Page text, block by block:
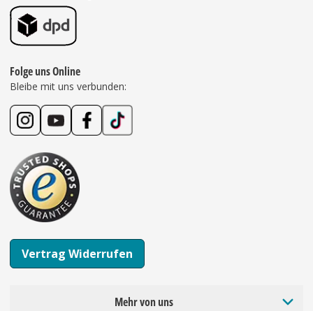
Folge uns Online
Bleibe mit uns verbunden:
Vertrag Widerrufen
Mehr von uns